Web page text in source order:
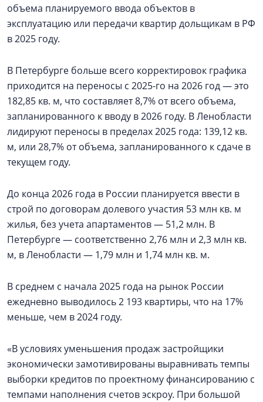
объема планируемого ввода объектов в
эксплуатацию или передачи квартир дольщикам в РФ
в 2025 году.
В Петербурге больше всего корректировок графика
приходится на переносы с 2025-го на 2026 год — это
182,85 кв. м, что составляет 8,7% от всего объема,
запланированного к вводу в 2026 году. В Ленобласти
лидируют переносы в пределах 2025 года: 139,12 кв.
м, или 28,7% от объема, запланированного к сдаче в
текущем году.
До конца 2026 года в России планируется ввести в
строй по договорам долевого участия 53 млн кв. м
жилья, без учета апартаментов — 51,2 млн. В
Петербурге — соответственно 2,76 млн и 2,3 млн кв.
м, в Ленобласти — 1,79 млн и 1,74 млн кв. м.
В среднем с начала 2025 года на рынок России
ежедневно выводилось 2 193 квартиры, что на 17%
меньше, чем в 2024 году.
«В условиях уменьшения продаж застройщики
экономически замотивированы выравнивать темпы
выборки кредитов по проектному финансированию с
темпами наполнения счетов эскроу. При большой